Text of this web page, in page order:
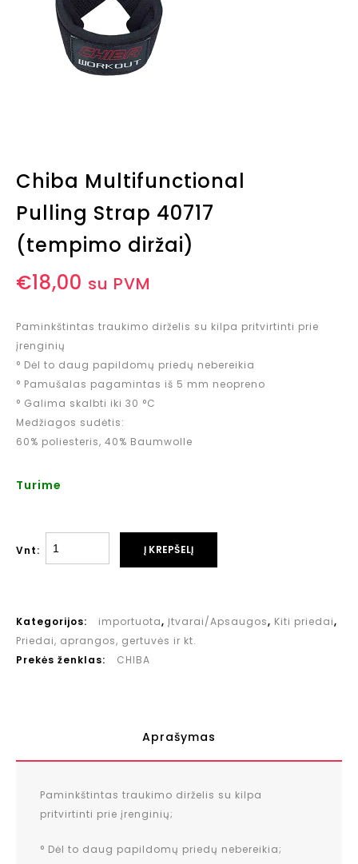
Chiba Multifunctional
Pulling Strap 40717
(tempimo diržai)
€18,00 su PVM
Paminkštintas traukimo dirželis su kilpa pritvirtinti prie
įrenginių
° Dėl to daug papildomų priedų nebereikia
° Pamušalas pagamintas iš 5 mm neopreno
° Galima skalbti iki 30 °C
Medžiagos sudėtis:
60% poliesteris, 40% Baumwolle
Turime
Vnt: Į KREPŠELĮ
Kategorijos: importuota, Įtvarai/Apsaugos, Kiti priedai,
Priedai, aprangos, gertuvės ir kt.
Prekės ženklas:
CHIBA
Aprašymas
Paminkštintas traukimo dirželis su kilpa
pritvirtinti prie įrenginių;
° Dėl to daug papildomų priedų nebereikia;